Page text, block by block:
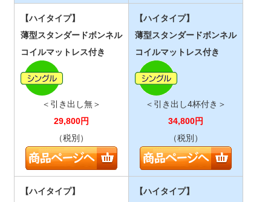
【ハイタイプ】
薄型スタンダードボンネル
コイルマットレス付き
＜引き出し無＞
29,800円
（税別）
【ハイタイプ】
薄型スタンダードボンネル
コイルマットレス付き
＜引き出し4杯付き＞
34,800円
（税別）
【ハイタイプ】
【ハイタイプ】